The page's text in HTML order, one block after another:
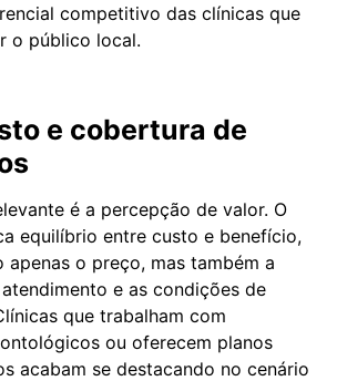
competitivo das clínicas que
o público local.
e cobertura de
é a percepção de valor. O
equilíbrio entre custo e benefício,
apenas o preço, mas também a
e as condições de
que trabalham com
ou oferecem planos
acabam se destacando no cenário